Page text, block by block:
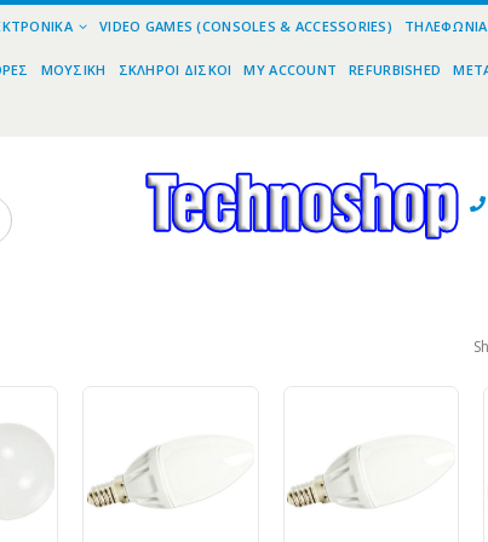
VIDEO GAMES (CONSOLES & ACCESSORIES)
ΜΟΥΣΙΚΉ ΣΚΛΗΡΟΊ ΔΊΣΚΟΙ MY ACCOUNT REFURBISHED